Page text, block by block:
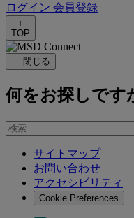
ログイン 会員登録
↑
TOP
閉じる
何をお探しです
を
サイトマップ
お問い合わせ
アクセシビリティ
Cookie Preferences